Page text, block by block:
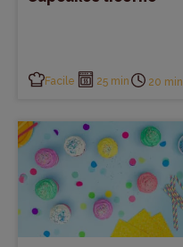
Facile 25 min 20 min